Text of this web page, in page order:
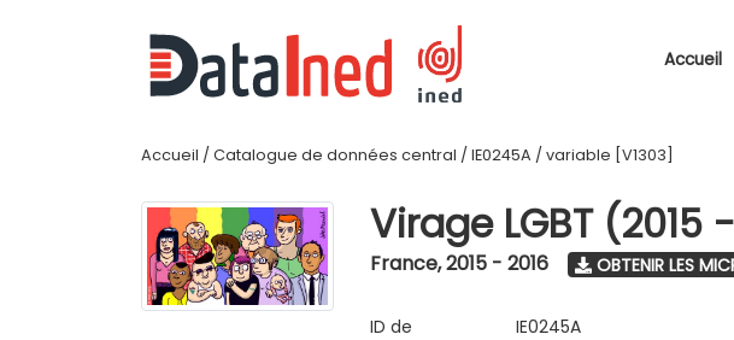
Accueil
Accueil / Catalogue de données central / IE0245A / variable [V1303]
Virage LGBT (2015
France,2015 - 2016 OBTENIR LES
ID de
IE0245A